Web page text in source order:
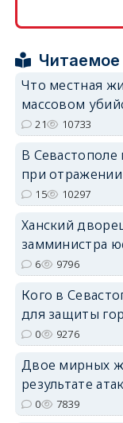
Читаемое
Что местная
массовом
21 10733
В
при
15 10297
Ханский
замминистра
6 9796
Кого в
для защиты
0 9276
Двое мирных
результате
0 7839